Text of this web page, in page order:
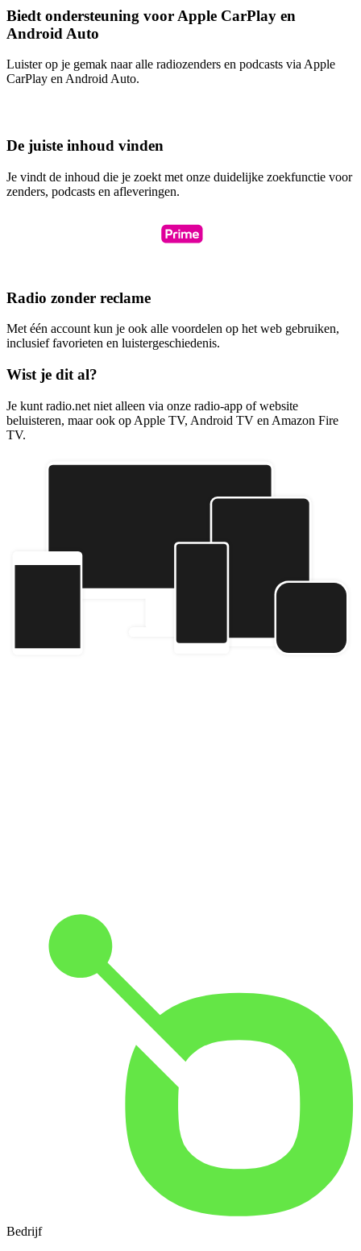
Biedt ondersteuning voor Apple CarPlay en
Android Auto
Luister op je gemak naar alle radiozenders en podcasts via Apple
CarPlay en Android Auto.
De juiste inhoud vinden
Je vindt de inhoud die je zoekt met onze duidelijke zoekfunctie voor
zenders, podcasts en afleveringen.
Radio zonder reclame
Met één account kun je ook alle voordelen op het web gebruiken,
inclusief favorieten en luistergeschiedenis.
Wist je dit al?
Je kunt radio.net niet alleen via onze radio-app of website
beluisteren, maar ook op Apple TV, Android TV en Amazon Fire
TV.
Bedrijf